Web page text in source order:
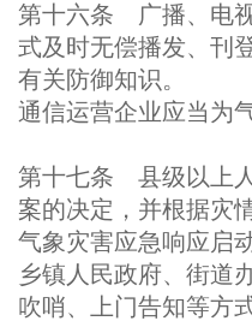
第十六条 广播、电
式及时无偿播发、刊
有关防御知识。
通信运营企业应当为
第十七条 县级以上
案的决定，并根据灾
气象灾害应急响应启
乡镇人民政府、街道
吹哨、上门告知等方